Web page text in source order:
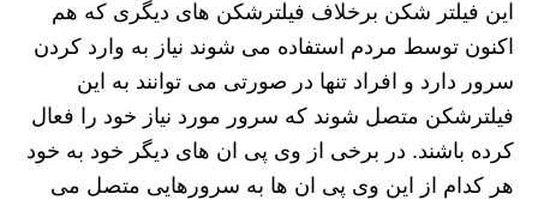
این فیلتر شکن برخلاف فیلترشکن های دیگری که هم
اکنون توسط مردم استفاده می شوند نیاز به وارد کردن
سرور دارد و افراد تنها در صورتی می‌ توانند به این
فیلترشکن متصل شوند که سرور مورد نیاز خود را فعال
کرده باشند.‌ در برخی از وی پی ان های دیگر خود به خود
هر کدام از این وی پی ان ها به سرورهایی متصل می